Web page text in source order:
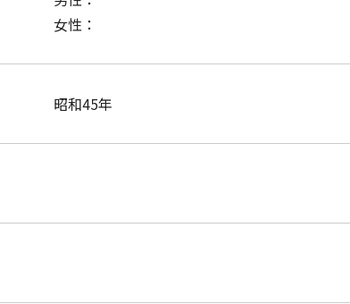
女性：
昭和45年